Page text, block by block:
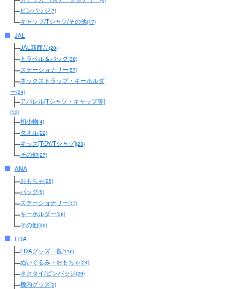
ピンバッジ(7)
キャップ/Tシャツ/その他(17)
JAL
JAL新商品(20)
トラベル＆バッグ(38)
ステーショナリー(57)
ネックストラップ・キーホルダ
ー(24)
アパレル[Tシャツ・キャップ等]
(12)
和小物(4)
タオル(22)
キッズ[TOY/Tシャツ](23)
その他(27)
ANA
おもちゃ(25)
バッグ(5)
ステーショナリー(17)
キーホルダー(28)
その他(39)
FDA
FDAグッズ一覧(116)
ぬいぐるみ・おもちゃ(24)
ネクタイ/ピンバッジ(29)
機内グッズ(2)